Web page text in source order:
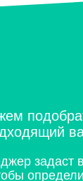
задаст